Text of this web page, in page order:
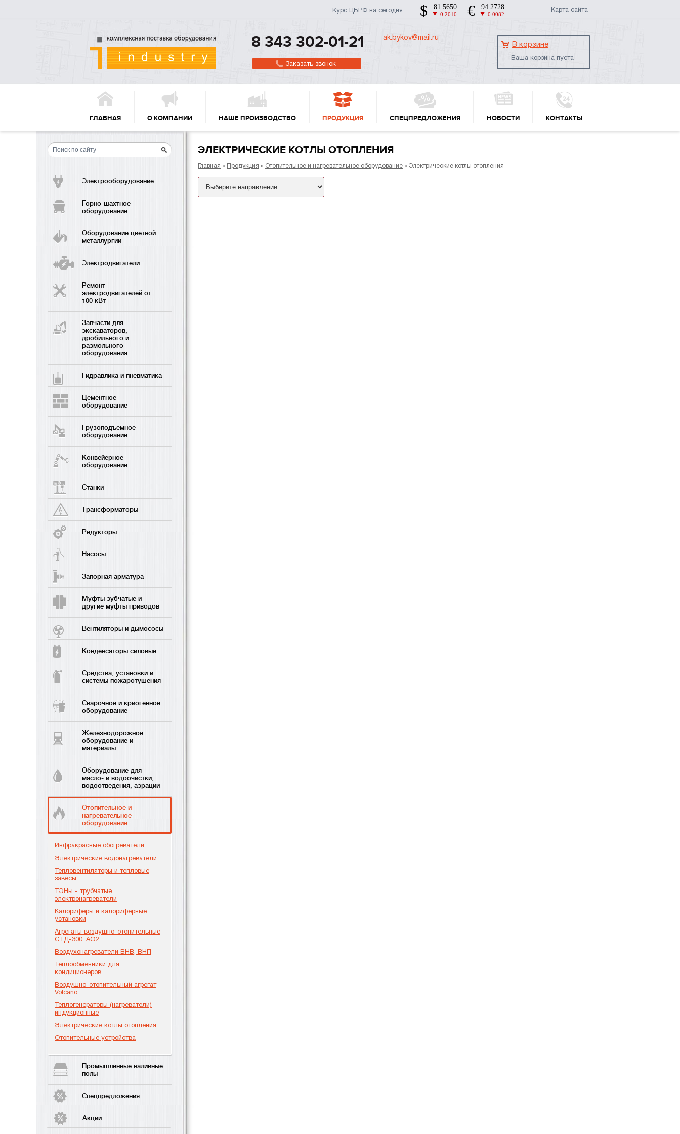
Курс ЦБРФ на сегодня: Карта сайта
8 343 302-01-21
Заказать звонок
ak.bykov@mail.ru
В корзине
Ваша корзина пуста
ГЛАВНАЯ О КОМПАНИИ НАШЕ ПРОИЗВОДСТВО ПРОДУКЦИЯ СПЕЦПРЕДЛОЖЕНИЯ НОВОСТИ КОНТАКТЫ
Электрооборудование
Горно-шахтное
оборудование
Оборудование цветной
металлургии
Электродвигатели
Ремонт
электродвигателей от
100 кВт
Запчасти для
экскаваторов,
дробильного и
размольного
оборудования
Гидравлика и пневматика
Цементное
оборудование
Грузоподъёмное
оборудование
Конвейерное
оборудование
Станки
Трансформаторы
Редукторы
Насосы
Запорная арматура
Муфты зубчатые и
другие муфты приводов
Вентиляторы и дымососы
Конденсаторы силовые
Средства, установки и
системы пожаротушения
Сварочное и криогенное
оборудование
Железнодорожное
оборудование и
материалы
Оборудование для
масло- и водоочистки,
водоотведения, аэрации
Отопительное и
нагревательное
оборудование
Инфракрасные обогреватели
Электрические водонагреватели
Тепловентиляторы и тепловые
завесы
ТЭНы - трубчатые
электронагреватели
Калориферы и калориферные
установки
Агрегаты воздушно-отопительные
СТД-300, АО2
Воздухонагреватели ВНВ, ВНП
Теплообменники для
кондиционеров
Воздушно-отопительный агрегат
Volcano
Теплогенераторы (нагреватели)
индукционные
Электрические котлы отопления
Отопительные устройства
Промышленные наливные
полы
Спецпредложения
Акции
ЭЛЕКТРИЧЕСКИЕ КОТЛЫ ОТОПЛЕНИЯ
Главная » Продукция » Отопительное и нагревательное оборудование » Электрические котлы отопления